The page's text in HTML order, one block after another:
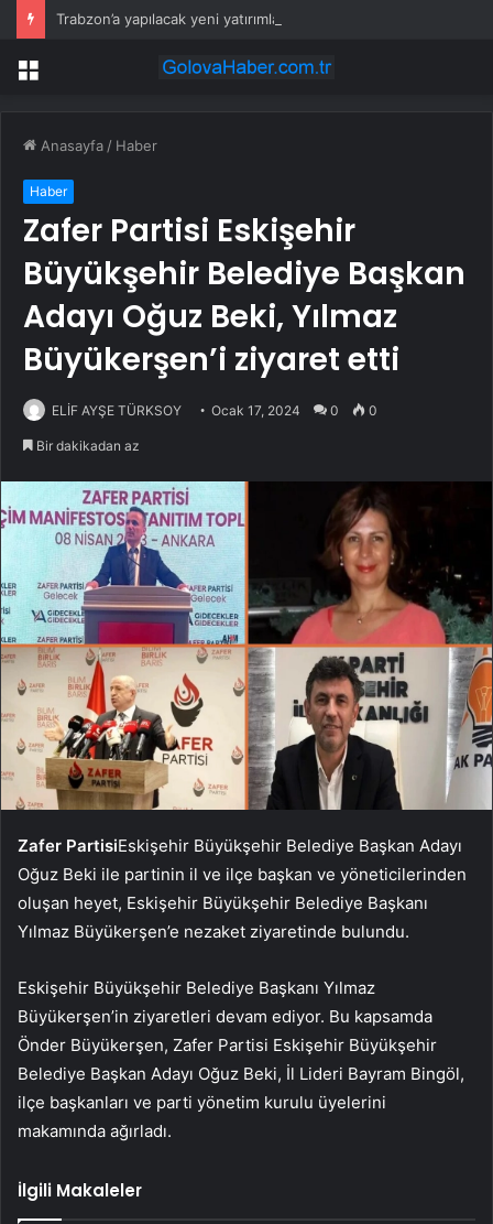
Trabzon’a yapılacak yeni yatırımlar imza altına alındı
Menü
Anasayfa / Haber
Haber
Zafer Partisi Eskişehir
Büyükşehir Belediye Başkan
Adayı Oğuz Beki, Yılmaz
Büyükerşen’i ziyaret etti
ELİF AYŞE TÜRKSOY Ocak 17, 2024 0 0
Bir dakikadan az
Zafer PartisiEskişehir Büyükşehir Belediye Başkan Adayı
Oğuz Beki ile partinin il ve ilçe başkan ve yöneticilerinden
oluşan heyet, Eskişehir Büyükşehir Belediye Başkanı
Yılmaz Büyükerşen’e nezaket ziyaretinde bulundu.
Eskişehir Büyükşehir Belediye Başkanı Yılmaz
Büyükerşen’in ziyaretleri devam ediyor. Bu kapsamda
Önder Büyükerşen, Zafer Partisi Eskişehir Büyükşehir
Belediye Başkan Adayı Oğuz Beki, İl Lideri Bayram Bingöl,
ilçe başkanları ve parti yönetim kurulu üyelerini
makamında ağırladı.
İlgili Makaleler